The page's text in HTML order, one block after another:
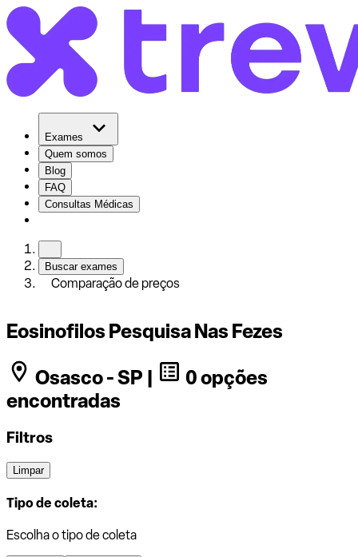
Exames
Quem somos
Blog
FAQ
Consultas Médicas
Buscar exames
Comparação de preços
Eosinofilos Pesquisa Nas Fezes
Osasco - SP |
0 opções
encontradas
Filtros
Limpar
Tipo de coleta:
Escolha o tipo de coleta